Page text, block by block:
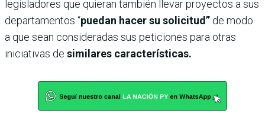
legisladores que quieran también llevar proyectos a sus
departamentos “puedan hacer su solicitud” de modo
a que sean consideradas sus peticiones para otras
iniciativas de similares características.